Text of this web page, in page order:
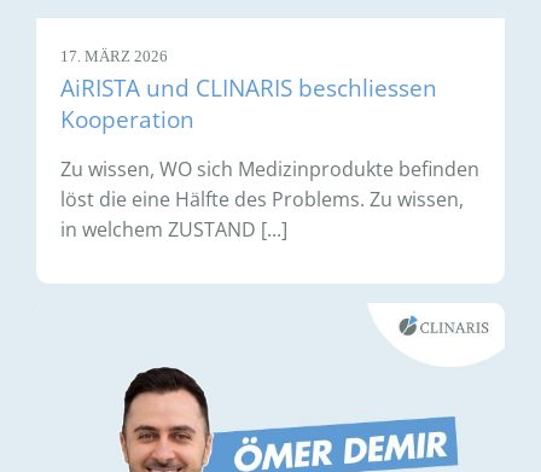
17. MÄRZ 2026
AiRISTA und CLINARIS beschliessen
Kooperation
Zu wissen, WO sich Medizinprodukte befinden
löst die eine Hälfte des Problems. Zu wissen,
in welchem ZUSTAND [...]